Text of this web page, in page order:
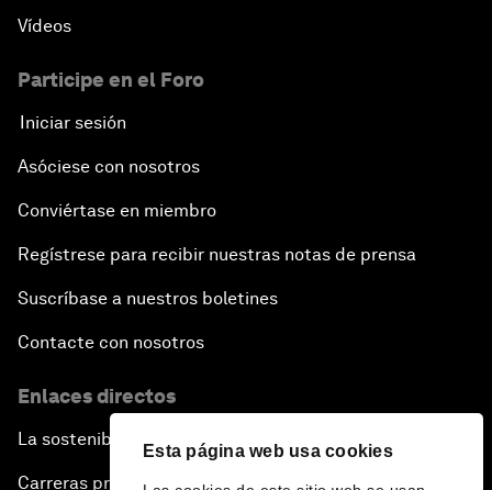
Esta página web usa cookies
Vídeos
Participe en el Foro
Iniciar sesión
Asóciese con nosotros
Conviértase en miembro
Regístrese para recibir nuestras notas de prensa
Suscríbase a nuestros boletines
Contacte con nosotros
Enlaces directos
La sostenibilidad en el Foro
Carreras profesionales